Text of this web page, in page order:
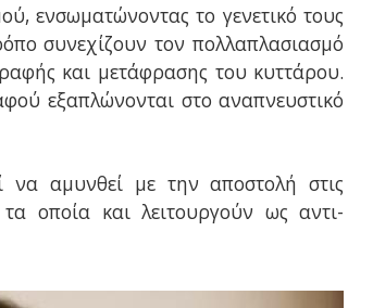
ενσωματώνοντας το γενετικό τους
συνεχίζουν τον πολλαπλασιασμό
και μετάφρασης του κυττάρου.
εξαπλώνονται στο αναπνευστικό
να αμυνθεί με την αποστολή στις
οποία και λειτουργούν ως αντι-